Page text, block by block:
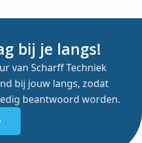
bij je langs!
van Scharff Techniek
bij jouw langs, zodat
beantwoord worden.